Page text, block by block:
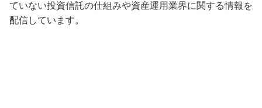
ていない投資信託の仕組みや資産運用業界に関する情報を
配信しています。